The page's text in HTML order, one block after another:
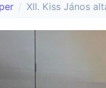
XII. Kiss János